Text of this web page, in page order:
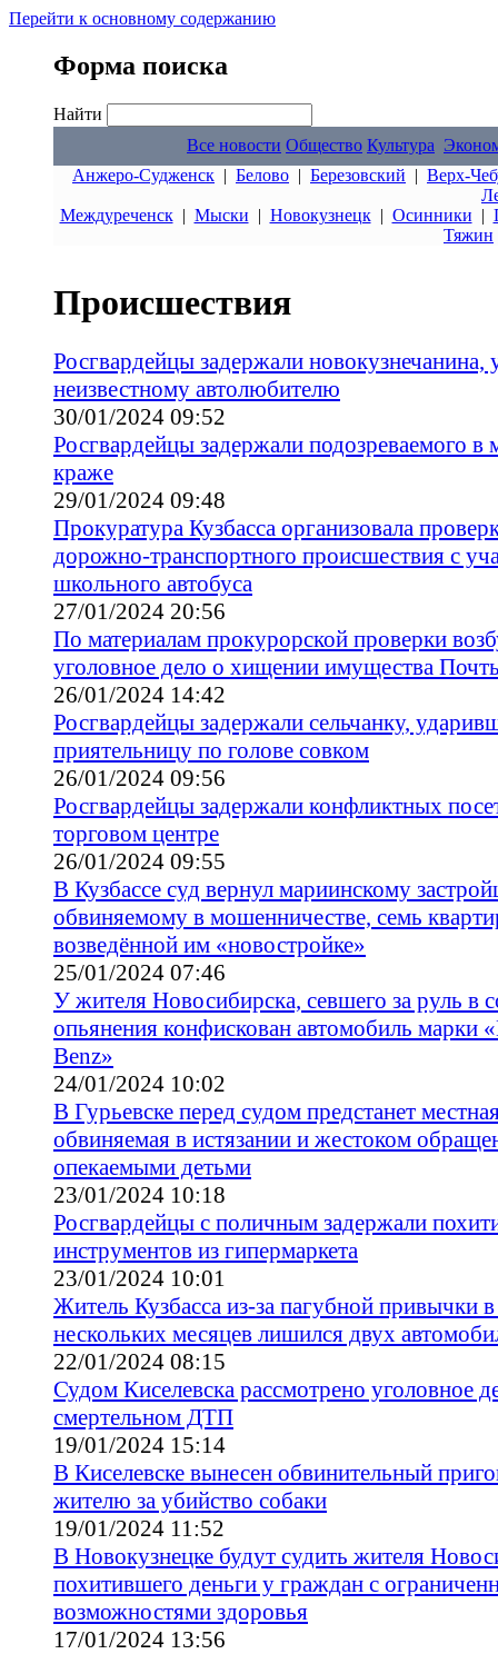
Перейти к основному содержанию
Форма поиска
Найти
Все новости Общество Культура
Анжеро-Судженск | Белово | Березовский | Верх-
Междуреченск| Мыски | Новокузнецк| Осинники |
Тяжин
Происшествия
Росгвардейцы задержали новокузнечанина,
неизвестному автолюбителю
30/01/2024 09:52
Росгвардейцы задержали подозреваемого в
краже
29/01/2024 09:48
Прокуратура Кузбасса организовала
дорожно-транспортного происшествия с
школьного автобуса
27/01/2024 20:56
По материалам прокурорской проверки
уголовное дело о хищении имущества
26/01/2024 14:42
Росгвардейцы задержали сельчанку,
приятельницу по голове совком
26/01/2024 09:56
Росгвардейцы задержали конфликтных
торговом центре
26/01/2024 09:55
В Кузбассе суд вернул мариинскому
обвиняемому в мошенничестве, семь
возведённой им «новостройке»
25/01/2024 07:46
У жителя Новосибирска, севшего за руль в
опьянения конфискован автомобиль марки
Benz»
24/01/2024 10:02
В Гурьевске перед судом предстанет
обвиняемая в истязании и жестоком
опекаемыми детьми
23/01/2024 10:18
Росгвардейцы с поличным задержали
инструментов из гипермаркета
23/01/2024 10:01
Житель Кузбасса из-за пагубной привычки в
нескольких месяцев лишился двух
22/01/2024 08:15
Судом Киселевска рассмотрено уголовное
смертельном ДТП
19/01/2024 15:14
В Киселевске вынесен обвинительный
жителю за убийство собаки
19/01/2024 11:52
В Новокузнецке будут судить жителя
похитившего деньги у граждан с
возможностями здоровья
17/01/2024 13:56